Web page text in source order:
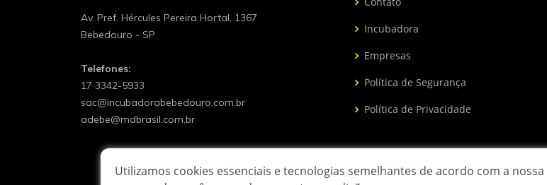
Utilizamos cookies essenciais e tecnologias semelhantes de acordo com a nossa
Av. Pref. Hércules Pereira Hortal, 1367
Bebedouro - SP
Telefones:
17 3342-5933
sac@incubadorabebedouro.com.br
adebe@mdbrasil.com.br
Incubadora
Empresas
Política de Segurança
Política de Privacidade